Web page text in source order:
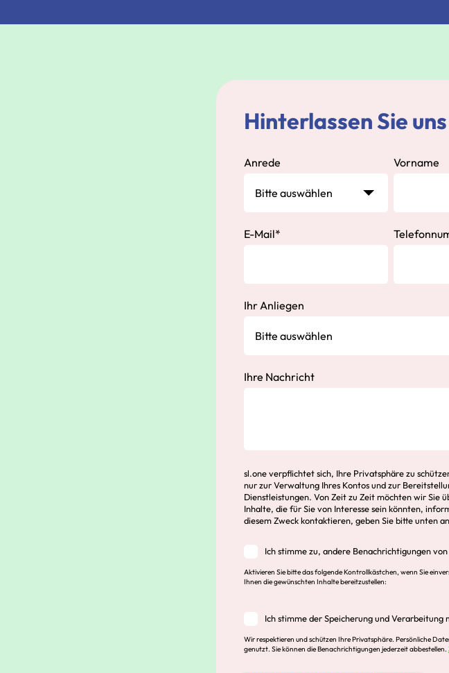
Hinterlassen Sie
Anrede Vorname
E-Mail*
Ihr Anliegen
Ihre Nachricht
sl.one verpflichtet sich, Ihre Privatsphäre zu
nur zur Verwaltung Ihres Kontos und zur
Dienstleistungen. Von Zeit zu Zeit möchten wir Sie
Inhalte, die für Sie von Interesse sein könnten,
diesem Zweck kontaktieren, geben Sie bitte unten
Ich stimme zu, andere Benachrichtigungen
Aktivieren Sie bitte das folgende Kontrollkästchen, wenn Sie
Ihnen die gewünschten Inhalte bereitzustellen:
Ich stimme der Speicherung und Verarbeitung
Wir respektieren und schützen Ihre Privatsphäre. Persönliche
genutzt. Sie können die Benachrichtigungen jederzeit abbestellen.